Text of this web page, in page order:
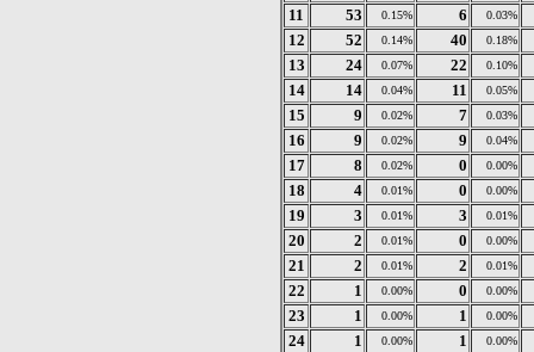
11 53 0.15% 6 0.03%
12 52 0.14% 40 0.18%
13 24 0.07% 22 0.10%
14 14 0.04% 11 0.05%
15 9 0.02% 7 0.03%
16 9 0.02% 9 0.04%
17 8 0.02% 0 0.00%
18 4 0.01% 0 0.00%
19 3 0.01% 3 0.01%
20 2 0.01% 0 0.00%
21 2 0.01% 2 0.01%
22 1 0.00% 0 0.00%
23 1 0.00% 1 0.00%
24 1 0.00% 1 0.00%